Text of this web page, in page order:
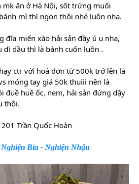
mk ăn ở Hà Nội, sốt trứng muối
mì thì ngon thôi nhé luôn nha.
đĩa miến xào hải sản đầy ú ụ nha,
dì dầu thì là bánh cuốn luôn .
ctr với hoá đơn từ 500k trở lên là
móng tay giá 50k thuiii nên là
đuề huề ốc, nem, hải sản đứng dậy
thôi.
Trần Quốc Hoàn
Nghiện Bia - Nghiện Nhậu